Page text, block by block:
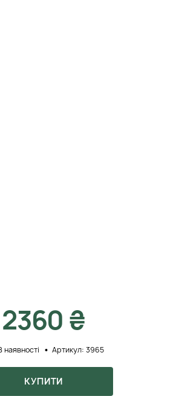
2360 ₴
наявності Артикул: 3965
КУПИТИ